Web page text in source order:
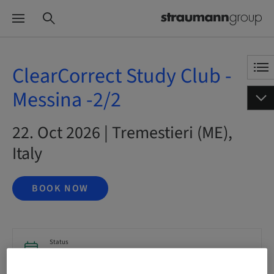
ClearCorrect Study Club -
Messina -2/2
22. Oct 2026 | Tremestieri (ME),
Italy
BOOK NOW
Status
bookable